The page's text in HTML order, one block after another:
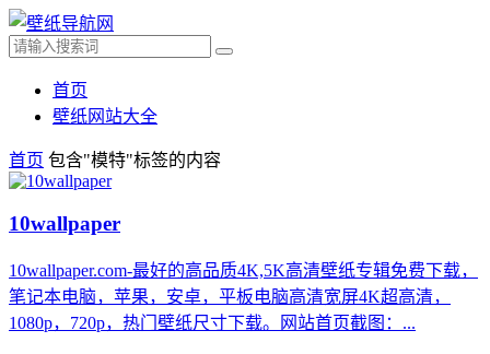
首页
壁纸网站大全
首页 包含"模特"标签的内容
10wallpaper
10wallpaper.com-最好的高品质4K,5K高清壁纸专辑免费下载，
笔记本电脑，苹果，安卓，平板电脑高清宽屏4K超高清，
1080p，720p，热门壁纸尺寸下载。网站首页截图：...